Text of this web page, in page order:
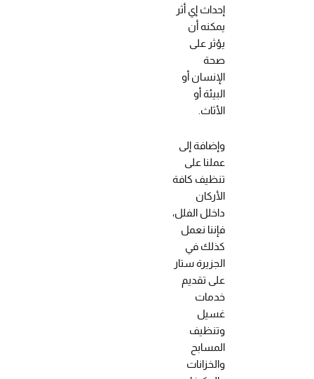
إحداث إي أثر
يمكنه أن
يؤثر على
صحة
الإنسان أو
البيئة أو
الأثاث.
وإضافة إلى
عملنا على
تنظيف كافة
الأركان
داخلل الفلل،
فإننا نعمل
كذلك في
الجزيرة ستار
على تقديم
خدمات
غسيل
وتنظيف
المسابح
والخزانات